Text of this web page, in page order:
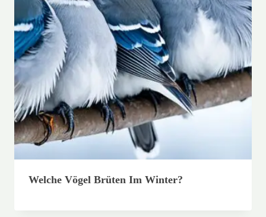
Welche Vögel Brüten Im Winter?